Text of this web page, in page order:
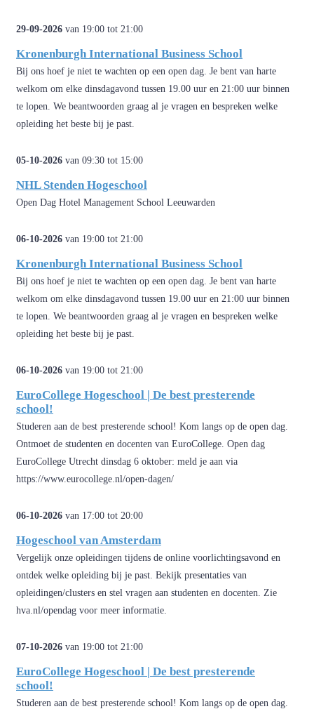
29-09-2026 van 19:00 tot 21:00
Kronenburgh International Business School
Bij ons hoef je niet te wachten op een open dag. Je bent van harte
welkom om elke dinsdagavond tussen 19.00 uur en 21:00 uur binnen
te lopen. We beantwoorden graag al je vragen en bespreken welke
opleiding het beste bij je past.
05-10-2026 van 09:30 tot 15:00
NHL Stenden Hogeschool
Open Dag Hotel Management School Leeuwarden
06-10-2026 van 19:00 tot 21:00
Kronenburgh International Business School
Bij ons hoef je niet te wachten op een open dag. Je bent van harte
welkom om elke dinsdagavond tussen 19.00 uur en 21:00 uur binnen
te lopen. We beantwoorden graag al je vragen en bespreken welke
opleiding het beste bij je past.
06-10-2026 van 19:00 tot 21:00
EuroCollege Hogeschool | De best presterende
school!
Studeren aan de best presterende school! Kom langs op de open dag.
Ontmoet de studenten en docenten van EuroCollege. Open dag
EuroCollege Utrecht dinsdag 6 oktober: meld je aan via
https://www.eurocollege.nl/open-dagen/
06-10-2026 van 17:00 tot 20:00
Hogeschool van Amsterdam
Vergelijk onze opleidingen tijdens de online voorlichtingsavond en
ontdek welke opleiding bij je past. Bekijk presentaties van
opleidingen/clusters en stel vragen aan studenten en docenten. Zie
hva.nl/opendag voor meer informatie.
07-10-2026 van 19:00 tot 21:00
EuroCollege Hogeschool | De best presterende
school!
Studeren aan de best presterende school! Kom langs op de open dag.